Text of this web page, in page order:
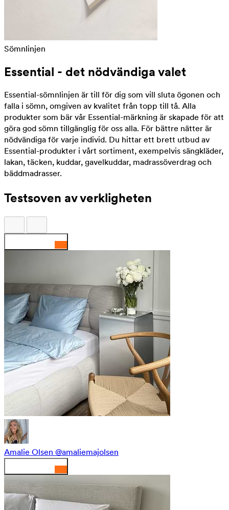
Sömnlinjen
Essential - det nödvändiga valet
Essential-sömnlinjen är till för dig som vill sluta ögonen och
falla i sömn, omgiven av kvalitet från topp till tå. Alla
produkter som bär vår Essential-märkning är skapade för att
göra god sömn tillgänglig för oss alla. För bättre nätter är
nödvändiga för varje individ. Du hittar ett brett utbud av
Essential-produkter i vårt sortiment, exempelvis sängkläder,
lakan, täcken, kuddar, gavelkuddar, madrassöverdrag och
bäddmadrasser.
Testsoven av verkligheten
Amalie Olsen @amaliemajolsen